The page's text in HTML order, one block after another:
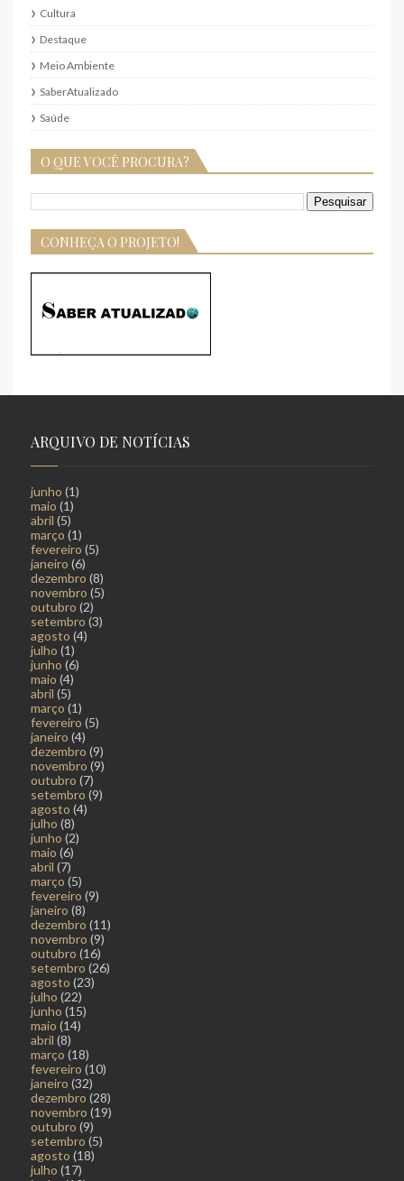
Cultura
Destaque
Meio Ambiente
SaberAtualizado
Saúde
O QUE VOCÊ PROCURA?
CONHEÇA O PROJETO!
ARQUIVO DE NOTÍCIAS
junho (1)
maio (1)
abril (5)
março (1)
fevereiro (5)
janeiro (6)
dezembro (8)
novembro (5)
outubro (2)
setembro (3)
agosto (4)
julho (1)
junho (6)
maio (4)
abril (5)
março (1)
fevereiro (5)
janeiro (4)
dezembro (9)
novembro (9)
outubro (7)
setembro (9)
agosto (4)
julho (8)
junho (2)
maio (6)
abril (7)
março (5)
fevereiro (9)
janeiro (8)
dezembro (11)
novembro (9)
outubro (16)
setembro (26)
agosto (23)
julho (22)
junho (15)
maio (14)
abril (8)
março (18)
fevereiro (10)
janeiro (32)
dezembro (28)
novembro (19)
outubro (9)
setembro (5)
agosto (18)
julho (17)